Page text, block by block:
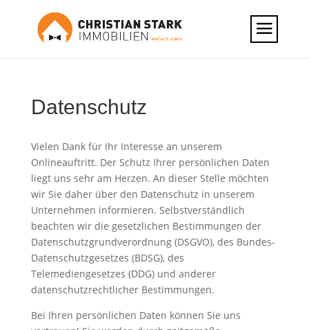
Datenschutz
Vielen Dank für Ihr Interesse an unserem
Onlineauftritt. Der Schutz Ihrer persönlichen Daten
liegt uns sehr am Herzen. An dieser Stelle möchten
wir Sie daher über den Datenschutz in unserem
Unternehmen informieren. Selbstverständlich
beachten wir die gesetzlichen Bestimmungen der
Datenschutzgrundverordnung (DSGVO), des Bundes-
Datenschutzgesetzes (BDSG), des
Telemediengesetzes (DDG) und anderer
datenschutzrechtlicher Bestimmungen.
Bei Ihren persönlichen Daten können Sie uns